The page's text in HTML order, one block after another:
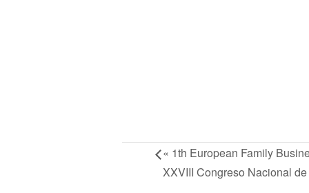
« 1th European Family
XXVIII Congreso Nacional